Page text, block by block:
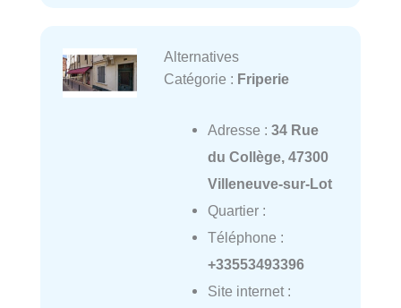
Alternatives
Catégorie : Friperie
Adresse : 34 Rue
du Collège, 47300
Villeneuve-sur-Lot
Quartier :
Téléphone :
+33553493396
Site internet :